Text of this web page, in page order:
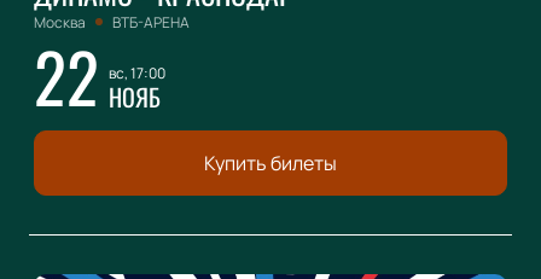
Москва ВТБ-АРЕНА
22 вс, 17:00
НОЯБ
Купить билеты